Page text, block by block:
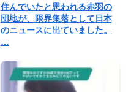
住んでいたと思われる赤羽の
団地が、限界集落として日本
のニュースに出ていました。
…